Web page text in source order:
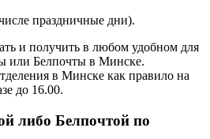
праздничные дни).
и получить в любом удобном для
или Белпочты в Минске.
в Минске как правило на
до 16.00.
либо Белпочтой по